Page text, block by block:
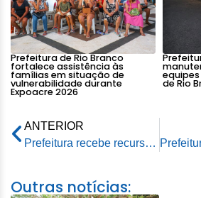
Prefeitura de Rio Branco
fortalece assistência às
famílias em situação de
vulnerabilidade durante
Expoacre 2026
de Rio
ANTERIOR
Prefeitura recebe recurso de emenda parlamentar para melhoria da Casa Rosa Mulher
Outras notícias: